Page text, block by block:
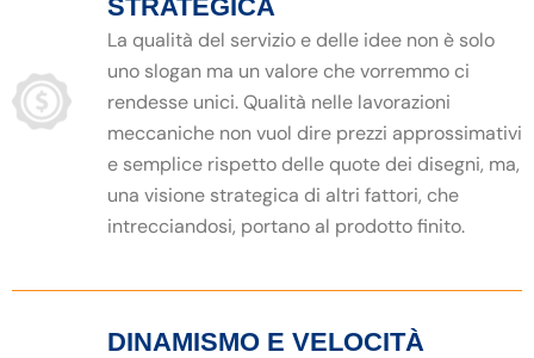
STRATEGICA
La qualità del servizio e delle idee non è solo
uno slogan ma un valore che vorremmo ci
rendesse unici. Qualità nelle lavorazioni
meccaniche non vuol dire prezzi approssimativi
e semplice rispetto delle quote dei disegni, ma,
una visione strategica di altri fattori, che
intrecciandosi, portano al prodotto finito.
DINAMISMO E VELOCITÀ